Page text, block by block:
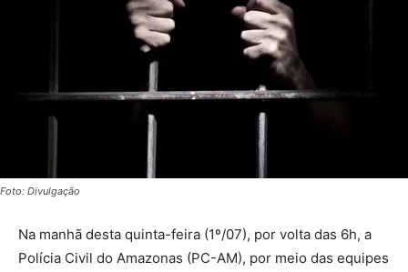
Foto: Divulgação
Na manhã desta quinta-feira (1º/07), por volta das 6h, a
Polícia Civil do Amazonas (PC-AM), por meio das equipes